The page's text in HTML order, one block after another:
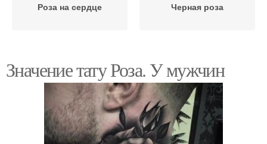
Роза на сердце Черная роза
Значение тату Роза. У мужчин